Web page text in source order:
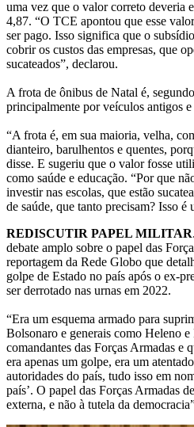
uma vez que o valor correto deveria
4,87. “O TCE apontou que esse
ser pago. Isso significa que o
cobrir os custos das empresas, que
sucateados”, declarou.
A frota de ônibus de Natal é,
principalmente por veículos antigos e
“A frota é, em sua maioria, velha,
dianteiro, barulhentos e quentes,
disse. E sugeriu que o valor fosse
como saúde e educação. “Por que
investir nas escolas, que estão
de saúde, que tanto precisam? Isso
REDISCUTIR PAPEL MILITAR
debate amplo sobre o papel das
reportagem da Rede Globo que
golpe de Estado no país após o ex-
ser derrotado nas urnas em 2022.
“Era um esquema armado para
Bolsonaro e generais como Heleno
comandantes das Forças Armadas e
era apenas um golpe, era um
autoridades do país, tudo isso em
país’. O papel das Forças Armadas
externa, e não à tutela da